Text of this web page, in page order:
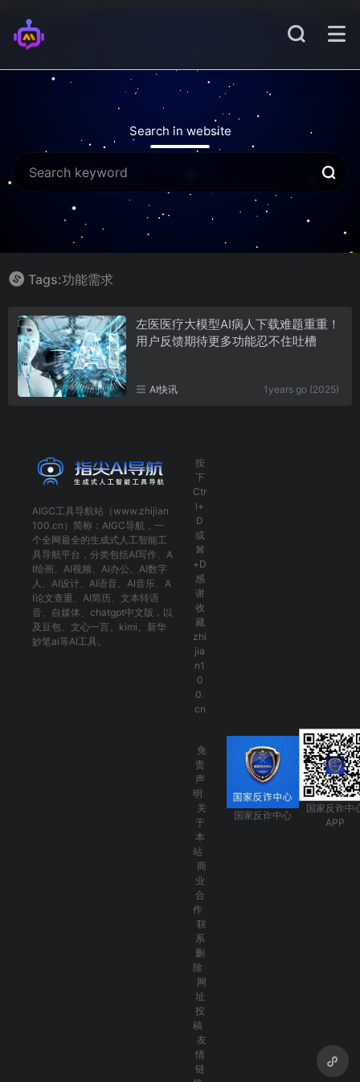
Search in website
Tags:功能需求
左医医疗大模型AI病人下载难题重重！
用户反馈期待更多功能忍不住吐槽
AI快讯 1years go (2025)
AIGC工具导航站（www.zhijian
100.cn）简称： AIGC导航 ，一
个全网最全的生成式人工智能工
具导航平台，分类包括AI写作 、 A
I绘画 、 AI视频 、 AI办公 、 AI数字
人 、 AI设计、 AI语音、 AI音乐、 A
I论文查重 、 AI简历 、 文本转语
音、 自媒体 、 chatgpt中文版 ，以
及 豆包、 文心一言 、 kimi 、 新华
妙笔ai等AI工具。
按
下
Ctr
l+
D
或
⌘
+D
感
谢
收
藏
zhi
jia
n1
0
0.
cn
免
责
声
明
关
于
本
站
商
业
合
作
联
系
删
除
网
址
投
稿
友
情
链
国家反诈中心
国家反诈中
APP